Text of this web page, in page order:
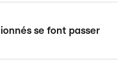
se font passer